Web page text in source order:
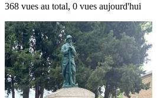
368 vues au total, 0 vues aujourd'hui